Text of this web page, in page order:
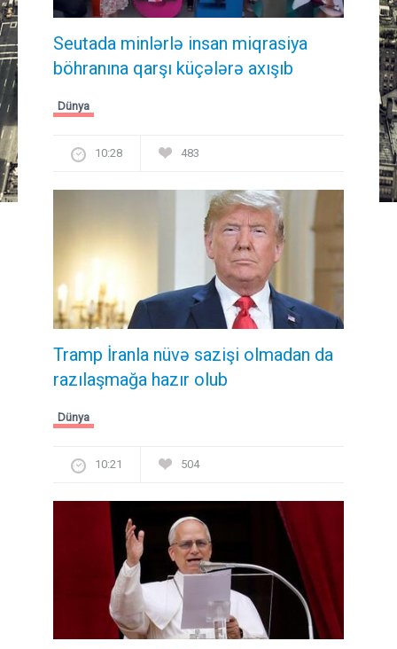
Seutada minlərlə insan miqrasiya
böhranına qarşı küçələrə axışıb
Dünya
10:28 483
Tramp İranla nüvə sazişi olmadan da
razılaşmağa hazır olub
Dünya
10:21 504